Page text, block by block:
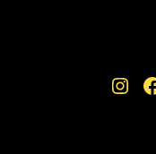
Instagram Facebook